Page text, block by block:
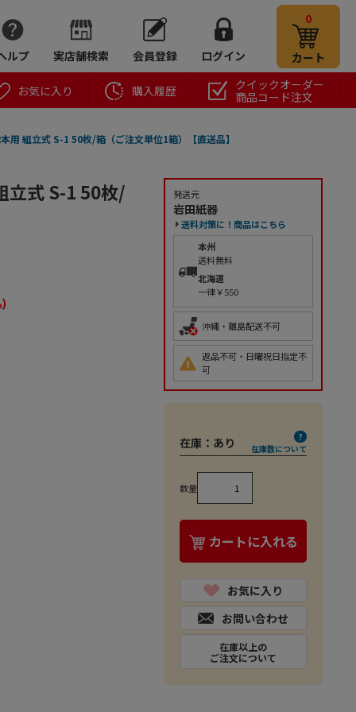
ルプ 実店舗検索 会員登録 ログイン
0
カート
お気に入り 購入履歴
クイックオーダー
商品コード注文
組立式 S-1 50枚/箱（ご注文単位1箱）【直送品】
立式 S-1 50枚/ 発送元
岩田紙器
送料対策に！商品はこちら
本州
送料無料
北海道
一律￥550
沖縄・離島配送不可
返品不可・日曜祝日指定不
可
在庫： あり 在庫数について
数量
カートに入れる
お気に入り
お問い合わせ
在庫以上の
ご注文について